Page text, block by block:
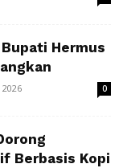
Hermus
0
Berbasis Kopi